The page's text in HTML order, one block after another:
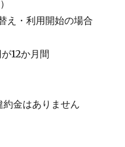
・利用開始の場合
12か月間
金はありません